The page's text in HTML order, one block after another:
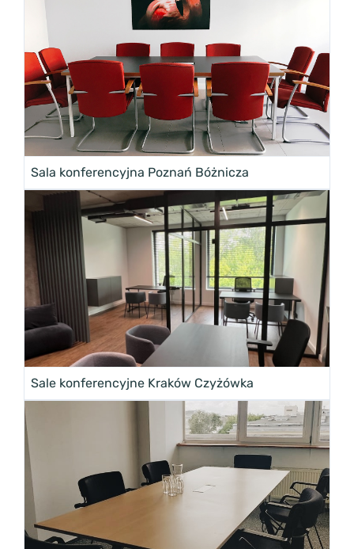
Sala konferencyjna Poznań Bóżnicza
Sale konferencyjne Kraków Czyżówka